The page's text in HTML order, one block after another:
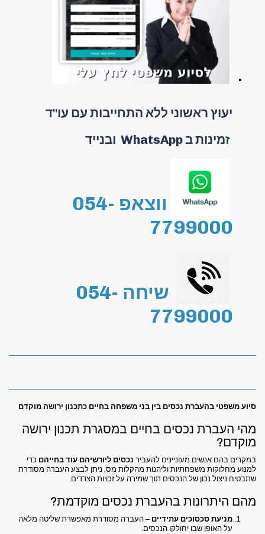
יעוץ ראשוני ללא התחייבות עם עו"ד
זמינות ב WhatsApp ובנייד
ווצאפ 054-
7799000
שיחה 054-
7799000
סיוע משפטי בהעברת נכסים בין בני משפחה בחיים כתכנון ירושה מוקדם
מהי העברת נכסים בחיים במסגרת תכנון ירושה
מוקדם?
במקרים בהם אנשים מעוניינים להעביר נכסים ליורשיהם עוד בחייהם כדי
למנוע מחלוקות משפחתיות וליהנות מהקלות מס, ניתן לבצע העברה מסודרת
שתבטיח ניצול נכון של הנכסים תוך שמירה על זכויות הצדדים.
מהם היתרונות בהעברת נכסים מוקדמת?
מניעת סכסוכים עתידיים – העברה מסודרת מאפשרת שליטה מלאה
על האופן שבו יחולקו הנכסים.